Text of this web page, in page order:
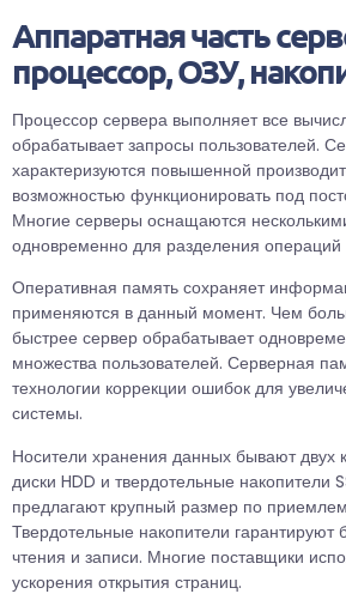
Аппаратная часть
процессор, ОЗУ,
Процессор сервера выполняет все
обрабатывает запросы пользователей.
характеризуются повышенной
возможностью функционировать под
Многие серверы оснащаются
одновременно для разделения
Оперативная память сохраняет
применяются в данный момент. Чем
быстрее сервер обрабатывает
множества пользователей. Серверная
технологии коррекции ошибок для
системы.
Носители хранения данных бывают двух
диски HDD и твердотельные накопители
предлагают крупный размер по
Твердотельные накопители гарантируют
чтения и записи. Многие поставщики
ускорения открытия страниц.